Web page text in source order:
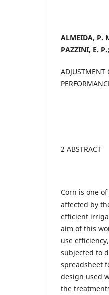
ALMEIDA, P.
PAZZINI, E.
2 ABSTRACT
Corn is one
affected by
efficient
aim of this
use
subjected to
spreadsheet
design used
the